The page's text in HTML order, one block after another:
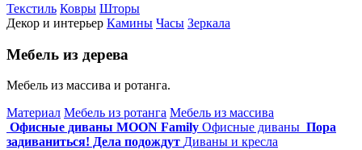
Текстиль Ковры Шторы
Декор и интерьер Камины Часы Зеркала
Мебель из дерева
Мебель из массива и ротанга.
Материал Мебель из ротанга Мебель из массива
Офисные диваны MOON Family Офисные диваны Пора
задиваниться! Дела подождут Диваны и кресла